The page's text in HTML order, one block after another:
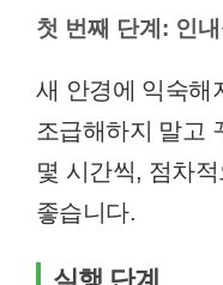
첫 번째 단계: 인내
새 안경에 익숙해
조급해하지 말고
몇 시간씩, 점차
좋습니다.